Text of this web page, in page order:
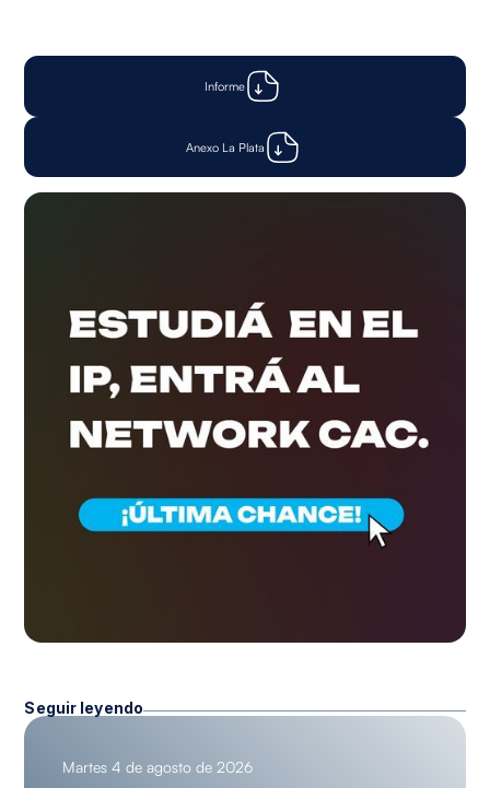
Informe
Anexo La Plata
Seguir leyendo
Martes 4 de agosto de 2026